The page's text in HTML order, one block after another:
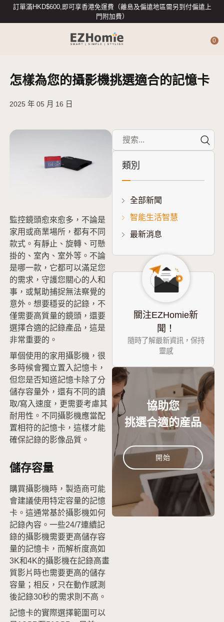
訂單滿HKD$600,即可享香港免運費（離島及偏遠地區需另到付偏遠上
門附加費）
4G攝影機
專業數據存儲
智能家居配件
促銷
0
怎樣為您的攝影機挑選適合的記憶卡
2025 年 05 月 16 日
監控鏡頭愈來愈多，不論是
家用或商業場所，都有不同
款式。有靜止、旋轉、可懸
掛的、室內、室外等。不論
是哪一款，它都可以滿足您
的需求，守護您關心的人和
事，或幫助捕捉無法察覺的
意外。想要穩妥的記錄，不
僅需要高質量的鏡頭，還要
選擇合適的記錄產品，這是
非常重要的。
單個使用的家用攝影機，很
多時候會獨立置入記憶卡，
但您是否知道記憶卡除了分
儲存容量外，還有不同的讀
取/寫入速度，更需要考慮其
耐用性。不同攝影機應當配
置相符的記憶卡，這樣才能
確保記錄的影像品質。
儲存容量
購買攝影機時，製造商可能
會建議使用特定容量的記憶
卡。這通常基於攝影機如何
記錄內容。一些24/7連續記
錄的攝影機需要更高儲存容
量的記憶卡，而解析度高如
3K和4K的攝影機在記錄高畫
質影片時也需要更高的儲存
容量；相反，只在動作感測
後記錄30秒的需求則不高。
記憶卡的實際選擇範圍可以
類別
全部新聞
智能生活智慧
最新消息
關注EZHomie新
聞！
隨時了解最新資訊，保持
靈感
協助您
挑選合適的産品
開始